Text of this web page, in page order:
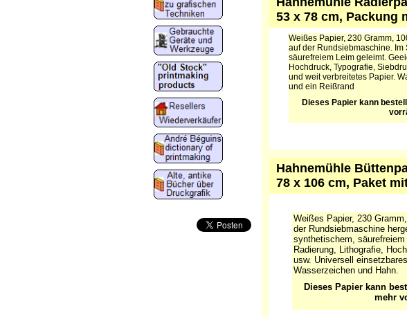
Hahnemühle
53 x 78 cm, Packung
Weißes Papier, 230 Gramm,
auf der Rundsiebmaschine. Im
säurefreiem Leim geleimt.
Hochdruck, Typografie,
und weit verbreitetes Papier.
und ein Reißrand
Dieses Papier kann
Hahnemühle
78 x 106 cm, Paket
Weißes Papier, 230
der Rundsiebmaschine
synthetischem,
Radierung, Lithografie,
usw. Universell
Dieses Papier kann
mehr